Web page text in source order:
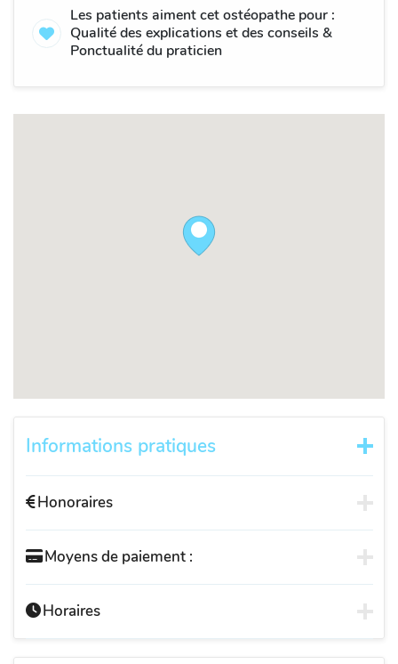
Les patients aiment cet ostéopathe pour :
Qualité des explications et des conseils &
Ponctualité du praticien
Informations pratiques
Honoraires
Moyens de paiement :
Horaires